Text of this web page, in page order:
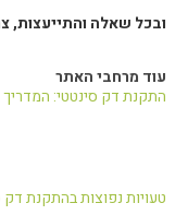
ובכל שאלה והתייעצות,
עוד מרחבי האתר
התקנת דק סינטטי: המדריך
טעויות נפוצות בהתקנת דק